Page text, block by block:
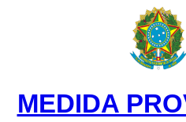
MEDIDA